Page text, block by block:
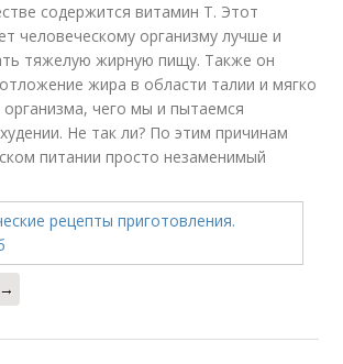
содержится витамин Т. Этот
человеческому организму лучше и
тяжелую жирную пищу. Также он
жира в области талии и мягко
чего мы и пытаемся
Не так ли? По этим причинам
питании просто незаменимый